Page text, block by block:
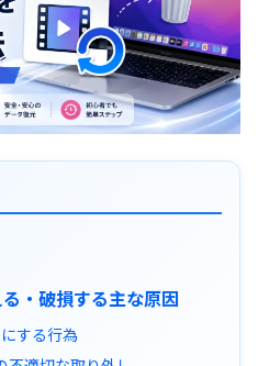
・破損する主な原因
する行為